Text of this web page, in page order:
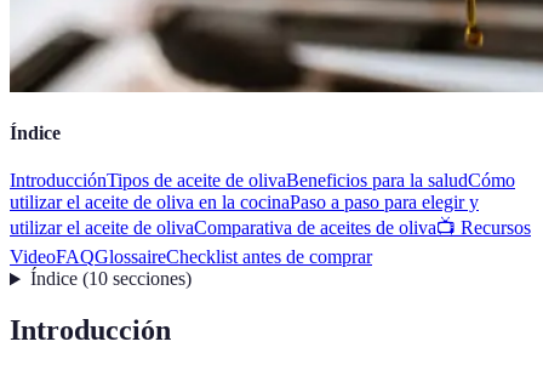
Índice
IntroducciónTipos de aceite de olivaBeneficios para la saludCómo
utilizar el aceite de oliva en la cocinaPaso a paso para elegir y
utilizar el aceite de olivaComparativa de aceites de oliva📺 Recursos
VideoFAQGlossaireChecklist antes de comprar
Índice(10 secciones)
Introducción